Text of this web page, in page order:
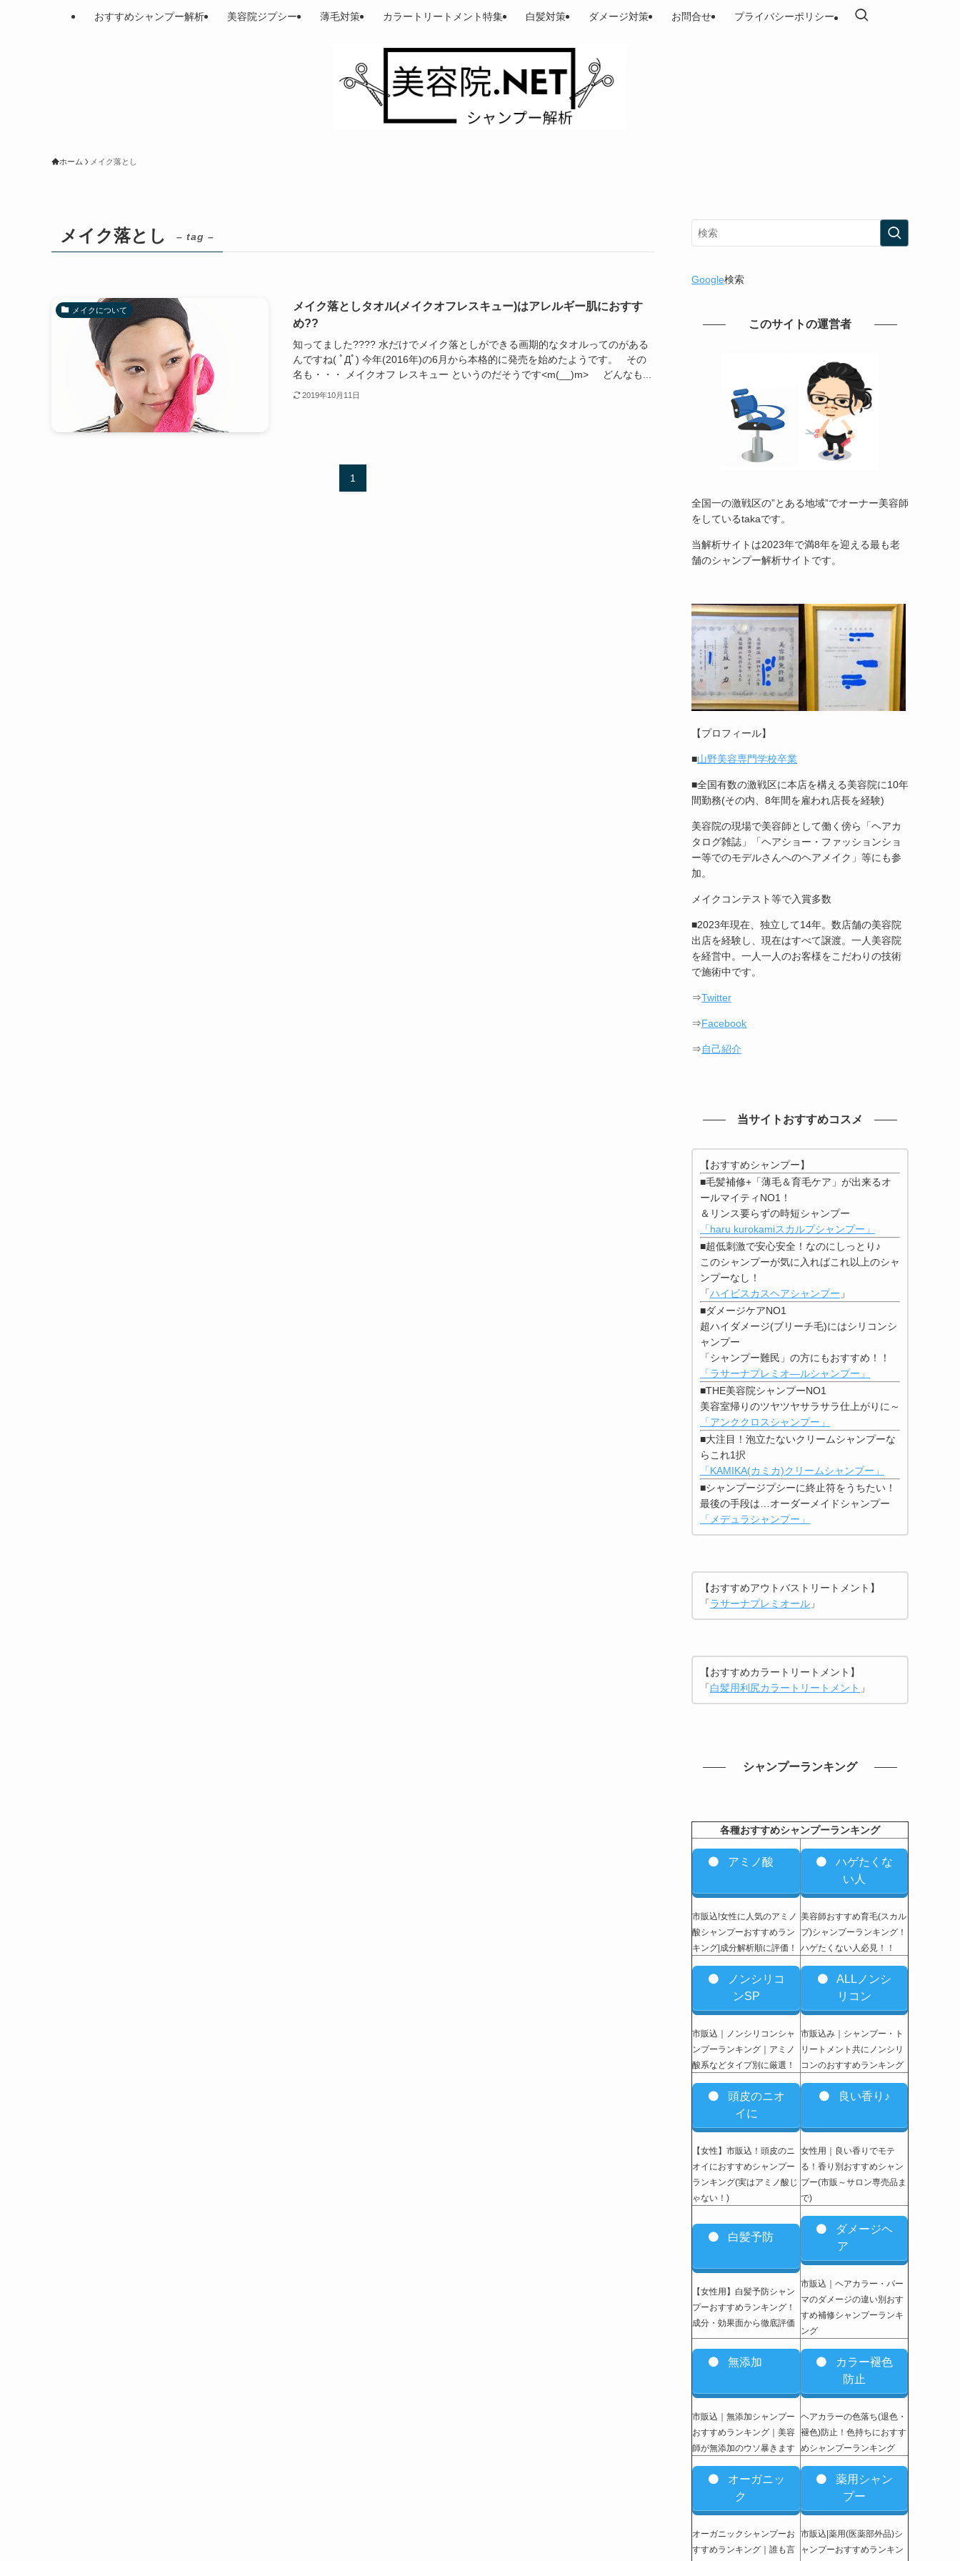
おすすめシャンプー解析 美容院ジプシー 薄毛対策 カラートリートメント特集 白髪対策 ダメージ対策 お問合せ プライバシーポリシー
ホーム メイク落とし
メイク落とし – tag –
メイクについて
メイク落としタオル(メイクオフレスキュー)はアレルギー肌におすす
め??
知ってました???? 水だけでメイク落としができる画期的なタオルってのがある
んですね( ﾟДﾟ) 今年(2016年)の6月から本格的に発売を始めたようです。 その
名も・・・ メイクオフ レスキュー というのだそうです<m(__)m> どんなも...
2019年10月11日
1
Google検索
このサイトの運営者
全国一の激戦区の”とある地域”でオーナー美容師
をしているtakaです。
当解析サイトは2023年で満8年を迎える最も老
舗のシャンプー解析サイトです。
【プロフィール】
■山野美容専門学校卒業
■全国有数の激戦区に本店を構える美容院に10年
間勤務(その内、8年間を雇われ店長を経験)
美容院の現場で美容師として働く傍ら「ヘアカ
タログ雑誌」「ヘアショー・ファッションショ
ー等でのモデルさんへのヘアメイク」等にも参
加。
メイクコンテスト等で入賞多数
■2023年現在、独立して14年。数店舗の美容院
出店を経験し、現在はすべて譲渡。一人美容院
を経営中。一人一人のお客様をこだわりの技術
で施術中です。
⇒Twitter
⇒Facebook
⇒自己紹介
当サイトおすすめコスメ
【おすすめシャンプー】
■毛髪補修+「薄毛＆育毛ケア」が出来るオ
ールマイティNO1！
＆リンス要らずの時短シャンプー
「haru kurokamiスカルプシャンプー」
■超低刺激で安心安全！なのにしっとり♪
このシャンプーが気に入ればこれ以上のシャ
ンプーなし！
「ハイビスカスヘアシャンプー 」
■ダメージケアNO1
超ハイダメージ(ブリーチ毛)にはシリコンシ
ャンプー
「シャンプー難民」の方にもおすすめ！！
「ラサーナプレミオ―ルシャンプー」
■THE美容院シャンプーNO1
美容室帰りのツヤツヤサラサラ仕上がりに～
「アンククロスシャンプー」
■大注目！泡立たないクリームシャンプーな
らこれ1択
「KAMIKA(カミカ)クリームシャンプー」
■シャンプージプシーに終止符をうちたい！
最後の手段は…オーダーメイドシャンプー
「メデュラシャンプー」
【おすすめアウトバストリートメント】
「ラサーナプレミオール 」
【おすすめカラートリートメント】
「白髪用利尻カラートリートメント 」
シャンプーランキング
各種おすすめシャンプーランキング
アミノ酸
市販込!女性に人気のアミノ
酸シャンプーおすすめラン
キング|成分解析順に評価！
ハゲたくな
い人
美容師おすすめ育毛(スカル
プ)シャンプーランキング！
ハゲたくない人必見！！
ノンシリコ
ンSP
市販込｜ノンシリコンシャ
ンプーランキング｜アミノ
酸系などタイプ別に厳選！
ALLノンシ
リコン
市販込み｜シャンプー・ト
リートメント共にノンシリ
コンのおすすめランキング
頭皮のニオ
イに
【女性】市販込 ！頭皮のニ
オイにおすすめシャンプー
ランキング(実はアミノ酸じ
ゃない！)
良い香り♪
女性用｜良い香りでモテ
る！香り別おすすめシャン
プー(市販～サロン専売品ま
で)
白髪予防
【女性用】白髪予防シャン
プーおすすめランキング！
成分・効果面から徹底評価
ダメージヘ
ア
市販込｜ヘアカラー・パー
マのダメージの違い別おす
すめ補修シャンプーランキ
ング
無添加
市販込｜無添加シャンプー
おすすめランキング｜美容
師が無添加のウソ暴きます
カラー褪色
防止
ヘアカラーの色落ち(退色・
褪色)防止！色持ちにおすす
めシャンプーランキング
オーガニッ
ク
オーガニックシャンプーお
すすめランキング｜誰も言
薬用シャン
プー
市販込|薬用(医薬部外品)シ
ャンプーおすすめランキン